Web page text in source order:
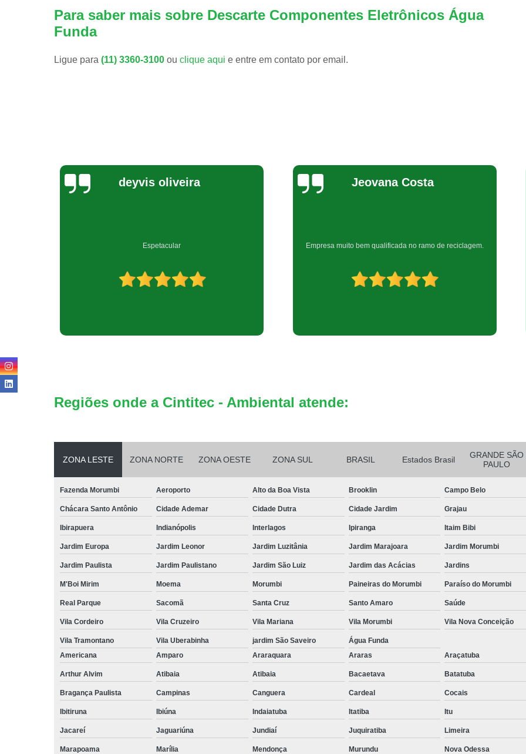
Empresa de Reciclagem Eletrônica
Reciclagem em Peças de Informática
Reciclagem Placas Circuito
Reciclagem Bateria Automotiva
Para saber mais sobre Descarte Componentes Eletrônicos Água
Funda
Ligue para (11) 3360-3100 ou clique aqui e entre em contato por email.
Jeovana Costa
Empresa muito bem qualificada no ramo de reciclagem.
Bel Araujo
Muito boa
Regiões onde a Cintitec - Ambiental atende:
ZONA LESTE ZONA NORTE ZONA OESTE ZONA SUL BRASIL Estados Brasil
GRANDE SÃO
PAULO
Fazenda Morumbi Aeroporto Alto da Boa Vista Brooklin Campo Belo
Chácara Santo Antônio Cidade Ademar Cidade Dutra Cidade Jardim Grajau
Ibirapuera Indianópolis Interlagos Ipiranga Itaim Bibi
Jardim Europa Jardim Leonor Jardim Luzitânia Jardim Marajoara Jardim Morumbi
Jardim Paulista Jardim Paulistano Jardim São Luiz Jardim das Acácias Jardins
M'Boi Mirim Moema Morumbi Paineiras do Morumbi Paraíso do Morumbi
Real Parque Sacomã Santa Cruz Santo Amaro Saúde
Vila Cordeiro Vila Cruzeiro Vila Mariana Vila Morumbi Vila Nova Conceição
Vila Tramontano Vila Uberabinha jardim São Saveiro
Água Funda
Americana
Amparo Araraquara Araras Araçatuba
Arthur Alvim Atibaia Atibaia Bacaetava Batatuba
Bragança Paulista Campinas Canguera Cardeal Cocais
Ibitiruna Ibiúna Indaiatuba Itatiba Itu
Jacareí Jaguariúna Jundiaí Juquiratiba Limeira
Marapoama Marília Mendonça Murundu Nova Odessa